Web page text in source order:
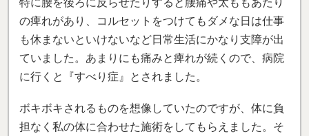
の痺れがあり、コルセットをつけてもダメな日は仕事
も休まないといけないなど日常生活にかなり支障が出
ていました。あまりにも痛みと痺れが続くので、病院
に行くと『すべり症』とされました。
ボキボキされるものを想像していたのですが、体に負
担なく私の体に合わせた施術をしてもらえました。そ